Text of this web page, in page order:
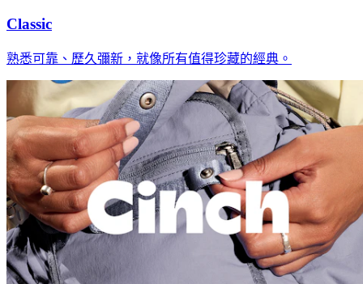
Classic
熟悉可靠、歷久彌新，就像所有值得珍藏的經典。